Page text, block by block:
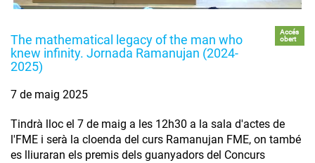
The mathematical legacy of the man who
knew infinity. Jornada Ramanujan (2024-
2025)
Accés
obert
7 de maig 2025
Tindrà lloc el 7 de maig a les 12h30 a la sala d'actes de
l'FME i serà la cloenda del curs Ramanujan FME, on també
es lliuraran els premis dels guanyadors del Concurs